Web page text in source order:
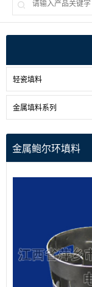
轻瓷填料
金属填料系列
金属鲍尔环填料